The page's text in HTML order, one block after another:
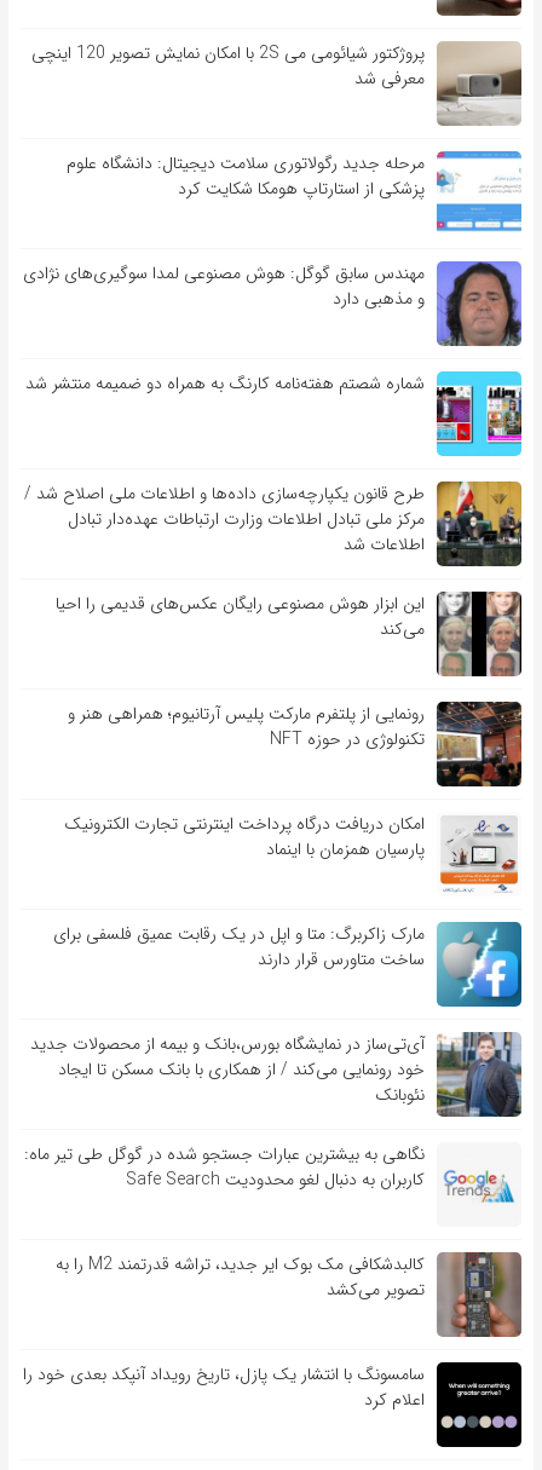
پروژکتور شیائومی می 2S با امکان نمایش تصویر 120 اینچی
معرفی شد
مرحله جدید رگولاتوری سلامت دیجیتال: دانشگاه علوم
پزشکی از استارتاپ هومکا شکایت کرد
مهندس سابق گوگل: هوش مصنوعی لمدا سوگیری‌های نژادی
و مذهبی دارد
شماره شصتم هفته‌نامه کارنگ به همراه دو ضمیمه منتشر شد
طرح قانون یکپارچه‌سازی داده‌ها و اطلاعات ملی اصلاح شد /
مرکز ملی تبادل اطلاعات وزارت ارتباطات عهده‌دار تبادل
اطلاعات شد
این ابزار هوش مصنوعی رایگان عکس‌های قدیمی را احیا
می‌کند
رونمایی از پلتفرم مارکت پلیس آرتانیوم؛ همراهی هنر و
تکنولوژی در حوزه NFT
امکان دریافت درگاه پرداخت اینترنتی تجارت الکترونیک
پارسیان همزمان با اینماد
مارک زاکربرگ: متا و اپل در یک رقابت عمیق فلسفی برای
ساخت متاورس قرار دارند
آی‌تی‌ساز در نمایشگاه بورس،بانک و بیمه از محصولات جدید
خود رونمایی می‌کند / از همکاری با بانک مسکن تا ایجاد
نئوبانک
نگاهی به بیشترین عبارات جستجو شده در گوگل طی تیر ماه:
کاربران به دنبال لغو محدودیت Safe Search
کالبدشکافی مک بوک ایر جدید، تراشه قدرتمند M2 را به
تصویر می‌کشد
سامسونگ با انتشار یک پازل، تاریخ رویداد آنپکد بعدی خود را
اعلام کرد